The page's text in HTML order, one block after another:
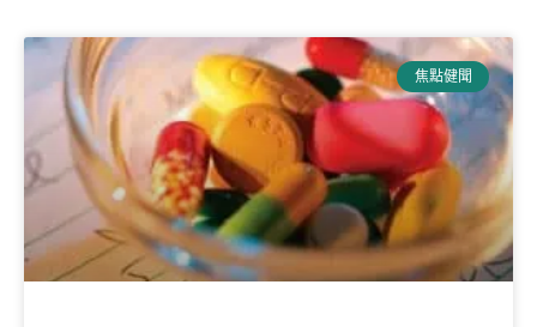
焦點健聞